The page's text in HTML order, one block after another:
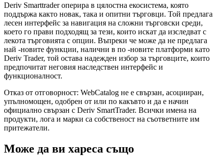
Deriv Smarttrader оперира в цялостна екосистема, която
поддържа както новак, така и опитни търговци. Той предлага
лесен интерфейс за навигация на сложни търговски среди,
което го прави подходящ за тези, които искат да изследват с
лекота търговията с опции. Въпреки че може да не предлага
най -новите функции, налични в по -новите платформи като
Deriv Trader, той остава надежден избор за търговците, които
предпочитат неговия наследствен интерфейс и
функционалност.
Отказ от отговорност: WebCatalog не е свързан, асоцииран,
упълномощен, одобрен от или по какъвто и да е начин
официално свързан с Deriv SmartTrader. Всички имена на
продукти, лога и марки са собственост на съответните им
притежатели.
Може да ви хареса също